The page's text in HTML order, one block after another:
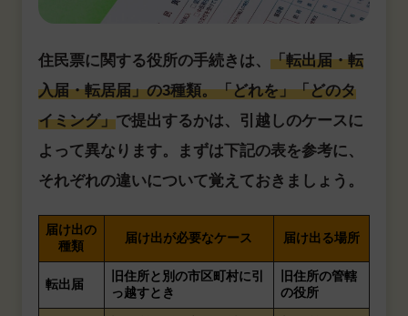
住民票に関する役所の手続きは、 「転出届・転
入届・転居届」の3種類。「どれを」「どのタ
イミング」で提出するかは、引越しのケースに
よって異なります。まずは下記の表を参考に、
それぞれの違いについて覚えておきましょう。
届け出の
種類
届け出が必要なケース 届け出る場所
転出届
旧住所と別の市区町村に引
っ越すとき
旧住所の管轄
の役所